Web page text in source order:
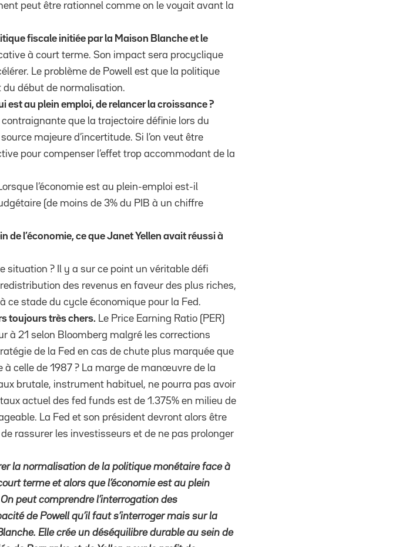
peut être rationnel comme on le voyait avant la
fiscale initiée par la Maison Blanche et le
à court terme. Son impact sera procyclique
Le problème de Powell est que la politique
début de normalisation.
est au plein emploi, de relancer la croissance ?
que la trajectoire définie lors du
majeure d’incertitude. Si l’on veut être
pour compenser l’effet trop accommodant de la
l’économie est au plein-emploi est-il
(de moins de 3% du PIB à un chiffre
de l’économie, ce que Janet Yellen avait réussi à
? Il y a sur ce point un véritable défi
des revenus en faveur des plus riches,
ce stade du cycle économique pour la Fed.
toujours très chers. Le Price Earning Ratio (PER)
à 21 selon Bloomberg malgré les corrections
de la Fed en cas de chute plus marquée que
celle de 1987 ? La marge de manœuvre de la
brutale, instrument habituel, ne pourra pas avoir
actuel des fed funds est de 1.375% en milieu de
La Fed et son président devront alors être
rassurer les investisseurs et de ne pas prolonger
la normalisation de la politique monétaire face à
terme et alors que l’économie est au plein
peut comprendre l’interrogation des
de Powell qu’il faut s’interroger mais sur la
Elle crée un déséquilibre durable au sein de